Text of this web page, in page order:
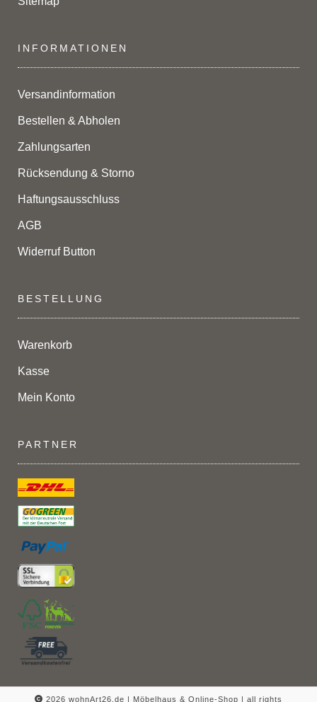
INFORMATIONEN
Versandinformation
Bestellen & Abholen
Zahlungsarten
Rücksendung & Storno
Haftungsausschluss
AGB
Widerruf Button
BESTELLUNG
Warenkorb
Kasse
Mein Konto
PARTNER
2026 wohnArt26.de | Möbelhaus & Online-Shop | all rights